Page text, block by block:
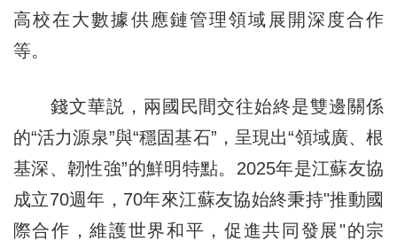
高校在大數據供應鏈管理領域展開深度合作
等。
錢文華説，兩國民間交往始終是雙邊關係
的“活力源泉”與“穩固基石”，呈現出“領域廣、根
基深、韌性強”的鮮明特點。2025年是江蘇友協
成立70週年，70年來江蘇友協始終秉持"推動國
際合作，維護世界和平，促進共同發展"的宗